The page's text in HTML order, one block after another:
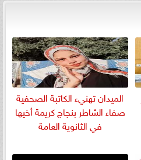
الميدان تهنيء الكاتبة الصحفية
صفاء الشاطر بنجاج كريمة أخيها
في الثانوية العامة